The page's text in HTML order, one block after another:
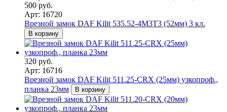
500 руб.
Арт: 16720
Врезной замок DAF Kilit 535.52-4M3T3 (52мм) 3 кл.
В корзину
320 руб.
Арт: 16716
Врезной замок DAF Kilit 511.25-CRX (25мм) узкопроф.,
планка 23мм
В корзину